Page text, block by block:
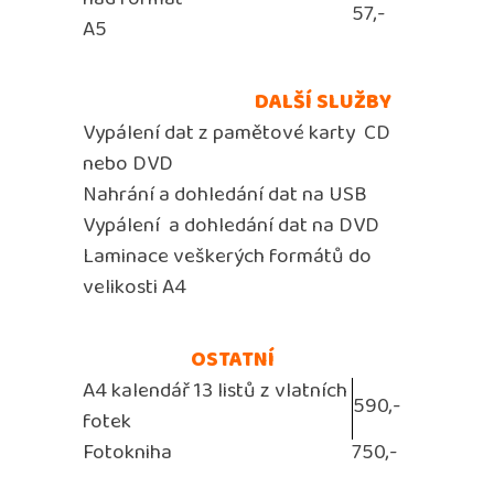
A5 57,-
DALŠÍ SLUŽBY
Vypálení dat z pamětové karty CD
nebo DVD
Nahrání a dohledání dat na USB
Vypálení a dohledání dat na DVD
Laminace veškerých formátů do
velikosti A4
OSTATNÍ
A4 kalendář 13 listů z vlatních
fotek
590,-
Fotokniha
750,-